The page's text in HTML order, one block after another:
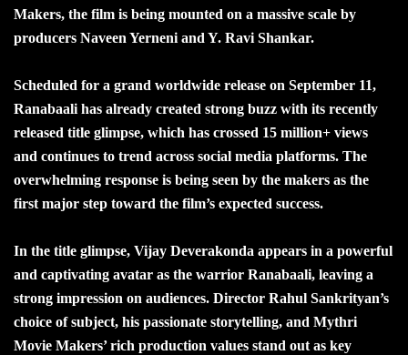
Makers, the film is being mounted on a massive scale by
producers Naveen Yerneni and Y. Ravi Shankar.
Scheduled for a grand worldwide release on September 11,
Ranabaali has already created strong buzz with its recently
released title glimpse, which has crossed 15 million+ views
and continues to trend across social media platforms. The
overwhelming response is being seen by the makers as the
first major step toward the film’s expected success.
In the title glimpse, Vijay Deverakonda appears in a powerful
and captivating avatar as the warrior Ranabaali, leaving a
strong impression on audiences. Director Rahul Sankrityan’s
choice of subject, his passionate storytelling, and Mythri
Movie Makers’ rich production values stand out as key